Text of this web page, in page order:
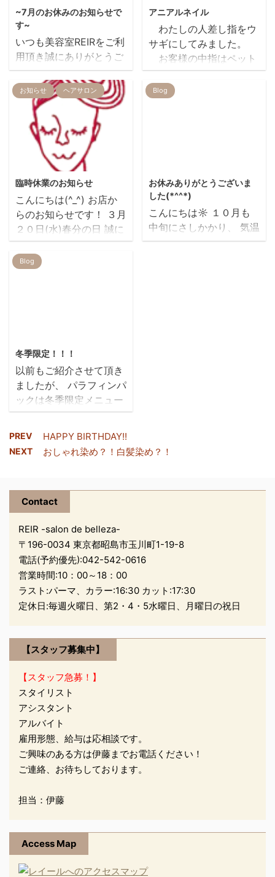
~7月のお休みのお知らせで
す~
いつも美容室REIRをご利
用頂き誠にありがとうご
ざいます。 ７月のお休み
のお知らせです~~ ピン
クの所がお休みになりま
す。 ご不便をお掛け致し
ますがよろしくお願い致
します。
美容室REIR…
アニアルネイル
わたしの人差し指をウ
サギにしてみました。
お客様の中指はペット
として飼われているフレ
ンチブルちゃんです お
tomomi ito
お知らせ ヘアサロン
臨時休業のお知らせ
こんにちは(^_^) お店か
らのお知らせです！ ３月
２０日(水)春分の日 誠に
勝手ながらお休みをさせ
て頂きます。 当日は大変
Blog
お休みありがとうございま
した(*^^*)
こんにちは☼ １０月も
中旬にさしかかり、 気温
もだいぶ安定してきまし
(*‘∀‘) ...
Blog
冬季限定！！！
以前もご紹介させて頂き
ましたが、 パラフィンパ
ックは冬季限定メニュー
です(*´▽｀*) パラフ
ミンや美容成分が入った
特殊なロウで お肌のパッ
REIRではハンドのみ、期
間限定でやらせて頂いて
期、ただでさえ乾燥する
のに お掃除を念入りにし
たり お湯を使った
り・・・・・・ いつも
頑張っているご自分の手
に たまにはご褒美をあげ
も温かく ...
PREV HAPPY BIRTHDAY!!
NEXT おしゃれ染め？！白髪染め？！
Contact
REIR -salon de belleza-
〒196-0034 東京都昭島市玉川町1-19-8
電話(予約優先):042-542-0616
営業時間:10：00～18：00
ラスト:パーマ、カラー:16:30 カット:17:30
定休日:毎週火曜日、第2・4・5水曜日、月曜日の祝日
【スタッフ募集中】
【スタッフ急募！】
スタイリスト
アシスタント
アルバイト
雇用形態、給与は応相談です。
ご興味のある方は伊藤までお電話ください！
ご連絡、お待ちしております。
担当：伊藤
Access Map